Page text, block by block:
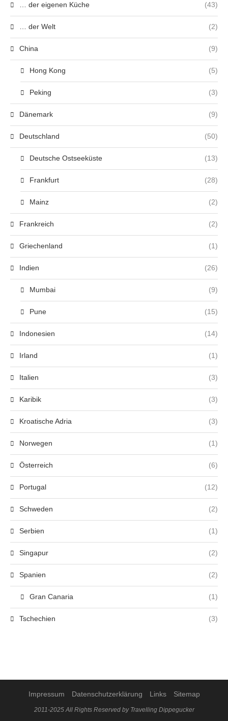
… der eigenen Küche (43)
… der Welt (2)
China (9)
Hong Kong (5)
Peking (3)
Dänemark (9)
Deutschland (50)
Deutsche Ostseeküste (13)
Frankfurt (28)
Mainz (2)
Frankreich (2)
Griechenland (1)
Indien (26)
Mumbai (9)
Pune (15)
Indonesien (14)
Irland (1)
Italien (3)
Karibik (3)
Kroatische Adria (3)
Norwegen (1)
Österreich (6)
Portugal (12)
Schweden (2)
Serbien (1)
Singapur (2)
Spanien (2)
Gran Canaria (1)
Tschechien (3)
Impressum Datenschutzerklärung Links Sitemap
2011-2025 All Rights Reserved by Travelling Dippegucker